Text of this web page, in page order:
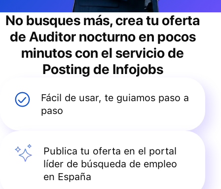
No busques más, crea tu oferta
de Auditor nocturnoen pocos
minutos con el servicio de
Posting de Infojobs
Fácil de usar, te guiamos paso a
paso
Publica tu oferta en el portal
líder de búsqueda de empleo
en España